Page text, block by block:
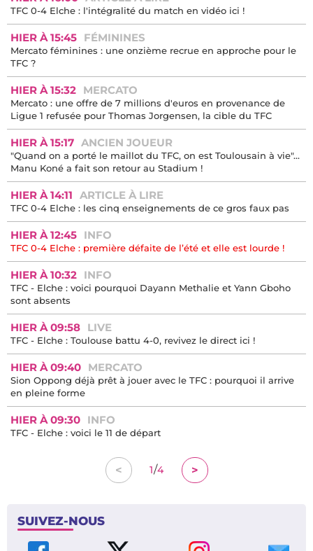
HIER À 16:17 RÉACTION
« Nous avons encore beaucoup à apprendre » : Askou positive
après TFC - Elche (0-4)
HIER À 16:00
TFC 0-4 Elche : l'intégralité du match en vidéo ici !
HIER À 15:45 FÉMININES
Mercato féminines : une onzième recrue en approche pour le
TFC ?
HIER À 15:32 MERCATO
Ligue 1 refusée pour Thomas Jorgensen, la cible du TFC
HIER À 15:17 ANCIEN JOUEUR
"Quand on a porté le maillot du TFC, on est Toulousain à vie"...
Manu Koné a fait son retour au Stadium !
HIER À 14:11 ARTICLE À LIRE
TFC 0-4 Elche : les cinq enseignements de ce gros faux pas
HIER À 12:45
TFC 0-4 Elche : première défaite de l’été et elle est lourde !
HIER À 10:32 INFO
TFC - Elche : voici pourquoi Dayann Methalie et Yann Gboho
sont absents
HIER À 09:58
TFC - Elche : Toulouse battu 4-0, revivez le direct ici !
HIER À 09:40 MERCATO
< >